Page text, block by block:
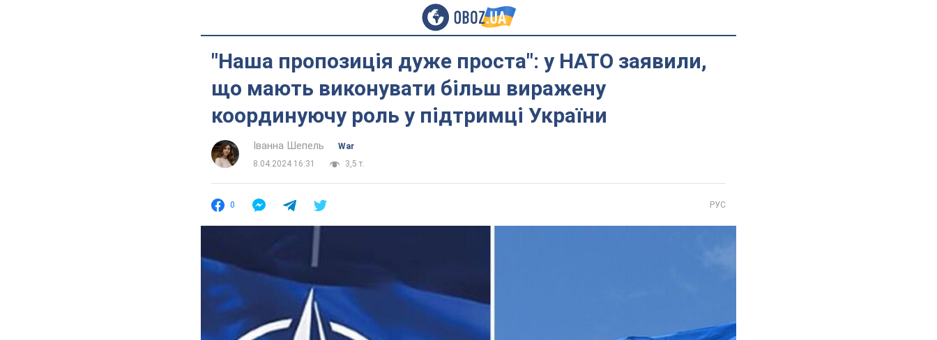
"Наша пропозиція дуже проста": у НАТО заявили,
що мають виконувати більш виражену
координуючу роль у підтримці України
Іванна Шепель
War
8.04.2024 16:31
3,5 т.
0 РУС